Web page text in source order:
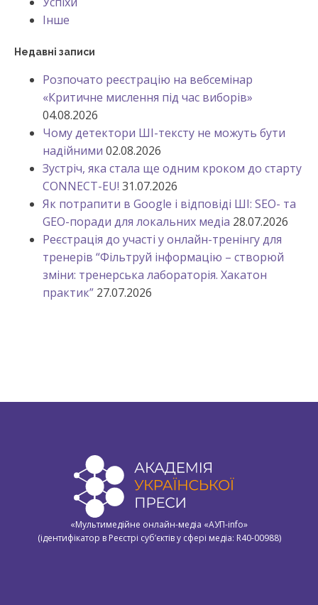
Інше
Недавні записи
Розпочато реєстрацію на вебсемінар
«Критичне мислення під час виборів»
04.08.2026
Чому детектори ШІ-тексту не можуть бути
надійними 02.08.2026
Зустріч, яка стала ще одним кроком до старту
CONNECT-EU! 31.07.2026
Як потрапити в Google і відповіді ШІ: SEO- та
GEO-поради для локальних медіа 28.07.2026
Реєстрація до участі у онлайн-тренінгу для
тренерів “Фільтруй інформацію – створюй
зміни: тренерська лабораторія. Хакатон
практик” 27.07.2026
«Мультимедійне онлайн-медіа «АУП-info»
(ідентифікатор в Реєстрі суб’єктів у сфері медіа: R40-00988)